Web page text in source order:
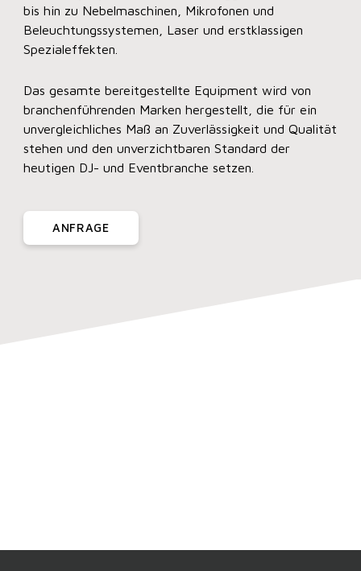
bis hin zu Nebelmaschinen, Mikrofonen und
Beleuchtungssystemen, Laser und erstklassigen
Spezialeffekten.
Das gesamte bereitgestellte Equipment wird von
branchenführenden Marken hergestellt, die für ein
unvergleichliches Maß an Zuverlässigkeit und Qualität
stehen und den unverzichtbaren Standard der
heutigen DJ- und Eventbranche setzen.
ANFRAGE